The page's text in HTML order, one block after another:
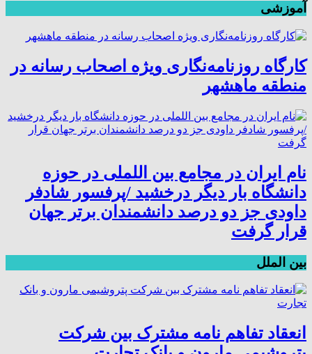
آموزشی
کارگاه روزنامه‌نگاری ویژه اصحاب رسانه در
منطقه ماهشهر
نام ایران در مجامع بین اللملی در حوزه
دانشگاه بار دیگر درخشید /پرفسور شادفر
داودی جز دو درصد دانشمندان برتر جهان
قرار گرفت
بین الملل
انعقاد تفاهم نامه مشترک بین شرکت